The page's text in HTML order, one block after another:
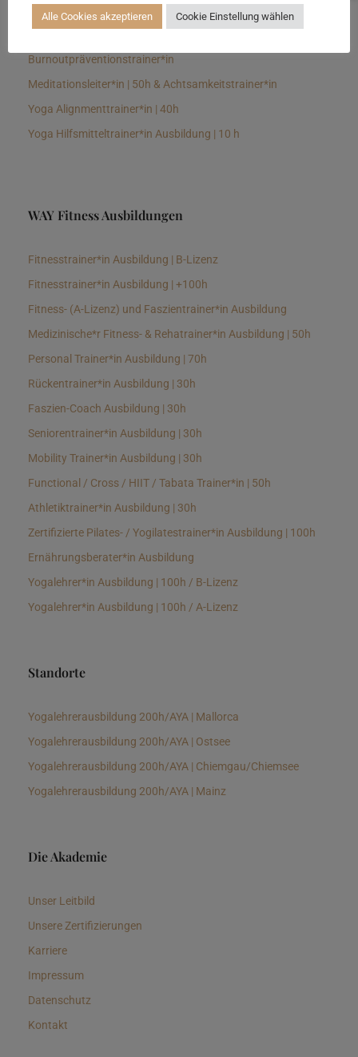
Longevitytrainer*in
Burnoutpräventionstrainer*in
Meditationsleiter*in | 50h & Achtsamkeitstrainer*in
Yoga Alignmenttrainer*in | 40h
Yoga Hilfsmitteltrainer*in Ausbildung | 10 h
WAY Fitness Ausbildungen
Fitnesstrainer*in Ausbildung | B-Lizenz
Fitnesstrainer*in Ausbildung | +100h
Fitness- (A-Lizenz) und Faszientrainer*in Ausbildung
Medizinische*r Fitness- & Rehatrainer*in Ausbildung | 50h
Personal Trainer*in Ausbildung | 70h
Rückentrainer*in Ausbildung | 30h
Faszien-Coach Ausbildung | 30h
Seniorentrainer*in Ausbildung | 30h
Mobility Trainer*in Ausbildung | 30h
Functional / Cross / HIIT / Tabata Trainer*in | 50h
Athletiktrainer*in Ausbildung | 30h
Zertifizierte Pilates- / Yogilatestrainer*in Ausbildung | 100h
Ernährungsberater*in Ausbildung
Yogalehrer*in Ausbildung | 100h / B-Lizenz
Yogalehrer*in Ausbildung | 100h / A-Lizenz
Standorte
Yogalehrerausbildung 200h/AYA | Mallorca
Yogalehrerausbildung 200h/AYA | Ostsee
Yogalehrerausbildung 200h/AYA | Chiemgau/Chiemsee
Yogalehrerausbildung 200h/AYA | Mainz
Die Akademie
Unser Leitbild
Unsere Zertifizierungen
Karriere
Impressum
Datenschutz
Kontakt
Alle Cookies akzeptieren Cookie Einstellung wählen